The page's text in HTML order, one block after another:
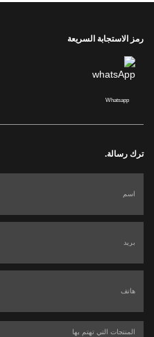
رمز الاستجابة السريعة
Whatsapp
ترك رسالة.